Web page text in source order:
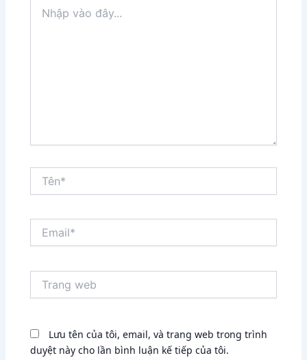
vào
web
Lưu tên của tôi, email, và trang web trong trình
duyệt này cho lần bình luận kế tiếp của tôi.